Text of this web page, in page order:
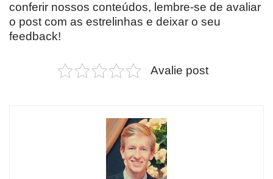
conferir nossos conteúdos, lembre-se de avaliar
o post com as estrelinhas e deixar o seu
feedback!
Avalie post